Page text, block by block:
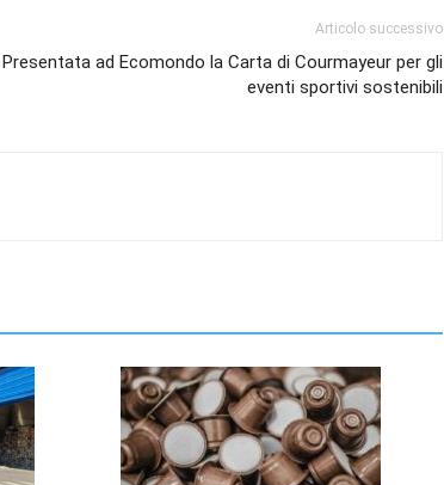
Articolo successivo
Presentata ad Ecomondo la Carta di Courmayeur per gli
eventi sportivi sostenibili